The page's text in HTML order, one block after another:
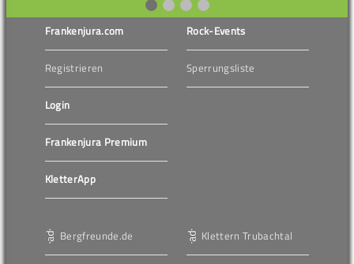
Frankenjura.com
Registrieren
Login
Frankenjura Premium
KletterApp
Rock-Events
Sperrungsliste
Bergfreunde.de Klettern Trubachtal